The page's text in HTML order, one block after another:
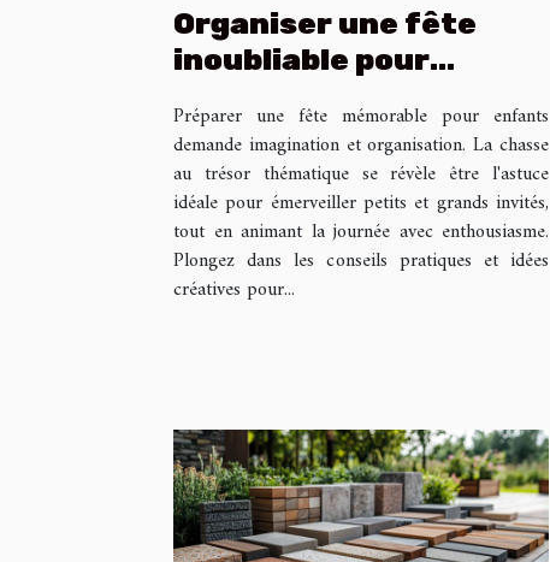
Organiser une fête
inoubliable pour
chasse au trésor
thématique
Préparer une fête mémorable pour enfants
demande imagination et organisation. La chasse
au trésor thématique se révèle être l'astuce
idéale pour émerveiller petits et grands invités,
tout en animant la journée avec enthousiasme.
Plongez dans les conseils pratiques et idées
créatives pour...